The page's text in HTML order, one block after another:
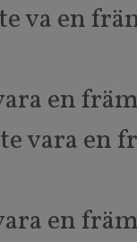
va en
en
vara en
en